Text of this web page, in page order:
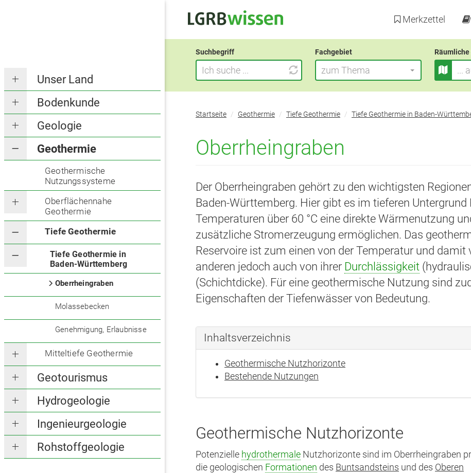
Unser Land
Bodenkunde
Geologie
Geothermie
Geothermische
Nutzungssysteme
Oberflächennahe
Geothermie
Tiefe Geothermie
Tiefe Geothermie in
Baden-Württemberg
Oberrheingraben
Molassebecken
Genehmigung, Erlaubnisse
Mitteltiefe Geothermie
Geotourismus
Hydrogeologie
Ingenieurgeologie
Rohstoffgeologie
Merkzettel
Suchbegriff Fachgebiet
zum Thema
Räumliche
Startseite Geothermie Tiefe Geothermie Tiefe Geothermie in Baden-
Oberrheingraben
Der Oberrheingraben gehört zu den wichtigsten
Baden-Württemberg. Hier gibt es im tieferen
Temperaturen über 60 °C eine direkte Wärmenutzung
zusätzliche Stromerzeugung ermöglichen. Das
Reservoire ist zum einen von der Temperatur und
anderen jedoch auch von ihrer Durchlässigkeit
(Schichtdicke). Für eine geothermische Nutzung sind
Eigenschaften der Tiefenwässer von Bedeutung.
Inhaltsverzeichnis
Geothermische Nutzhorizonte
Bestehende Nutzungen
Geothermische Nutzhorizonte
Potenzielle hydrothermale Nutzhorizonte sind im Oberrheingraben
die geologischen Formationen des Buntsandsteins und des Oberen